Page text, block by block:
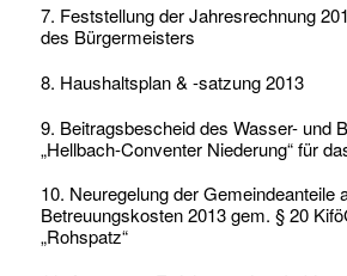
7. Feststellung der Jahresrechnung
des Bürgermeisters
8. Haushaltsplan & -satzung 2013
9. Beitragsbescheid des Wasser- und
„Hellbach-Conventer Niederung“ für
10. Neuregelung der Gemeindeanteile
Betreuungskosten 2013 gem. § 20
„Rohspatz“